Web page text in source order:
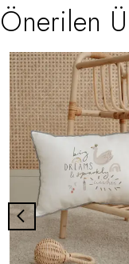
Önerilen